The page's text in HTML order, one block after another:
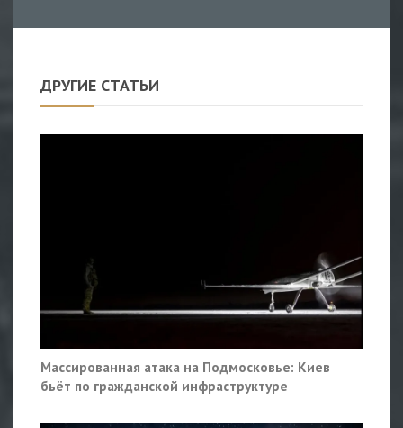
ДРУГИЕ СТАТЬИ
Массированная атака на Подмосковье: Киев
бьёт по гражданской инфраструктуре